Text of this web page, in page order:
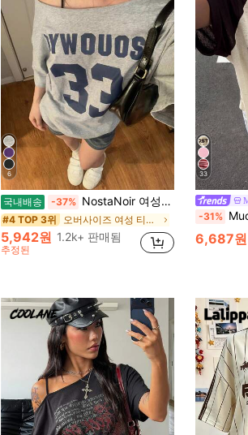
6
국내배송 -37% NostaNoir 여성용 캐주얼 레터 프린트 비대칭 네크라인 루즈핏 반팔 티셔츠, 여성용 여름 그래픽 티셔츠
#4 TOP 3위 오버사이즈 여성 티셔츠
5,942원 1.2k+ 판매됨
추정된
33
-31% Muchica
6,687원